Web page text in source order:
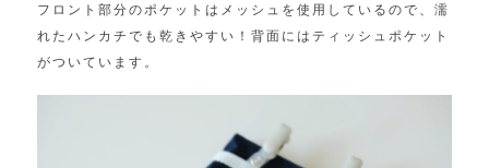
フロント部分のポケットはメッシュを使用しているので、濡
れたハンカチでも乾きやすい！背面にはティッシュポケット
がついています。